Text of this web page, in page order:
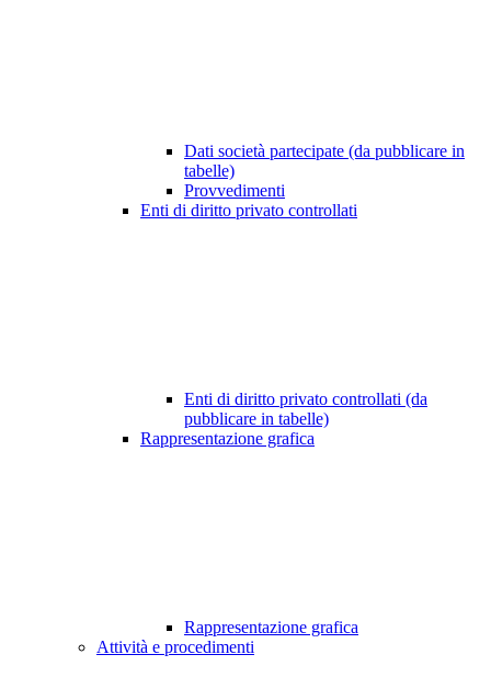
Dati società partecipate (da pubblicare in
tabelle)
Provvedimenti
Enti di diritto privato controllati
Enti di diritto privato controllati (da
pubblicare in tabelle)
Rappresentazione grafica
Rappresentazione grafica
Attività e procedimenti